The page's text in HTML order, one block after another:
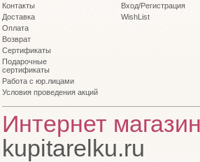
Контакты
Доставка
Оплата
Возврат
Сертификаты
Подарочные
сертификаты
Работа с юр.лицами
Условия проведения акций
Вход/Регистрация
WishList
Интернет
kupitarelku.ru